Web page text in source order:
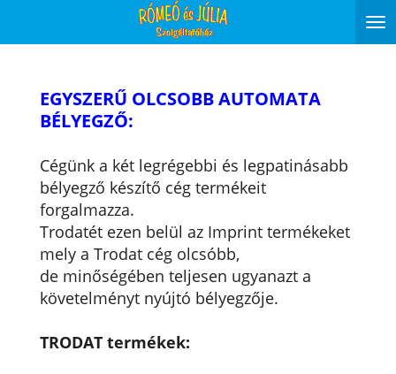
EGYSZERŰ OLCSOBB AUTOMATA
BÉLYEGZŐ:
Cégünk a két legrégebbi és legpatinásabb
bélyegző készítő cég termékeit
forgalmazza.
Trodatét ezen belül az Imprint termékeket
mely a Trodat cég olcsóbb,
de minőségében teljesen ugyanazt a
követelményt nyújtó bélyegzője.
TRODAT termékek: